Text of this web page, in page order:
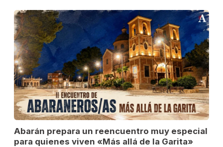
Abarán prepara un reencuentro muy especial
para quienes viven «Más allá de la Garita»